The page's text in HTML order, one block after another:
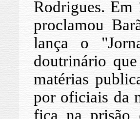
Rodrigues.
proclamou
lança o
doutrinário
matérias
por oficiais da
fica na prisão